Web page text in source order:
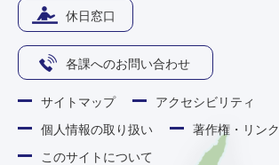
休日窓口
各課へのお問い合わせ
サイトマップ
アクセシビリティ
個人情報の取り扱い
著作権・リンク
このサイトについて